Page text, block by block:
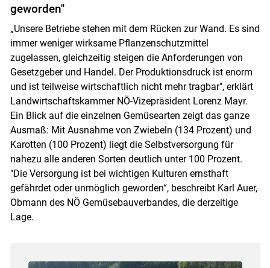
geworden"
„Unsere Betriebe stehen mit dem Rücken zur Wand. Es sind
immer weniger wirksame Pflanzenschutzmittel
zugelassen, gleichzeitig steigen die Anforderungen von
Gesetzgeber und Handel. Der Produktionsdruck ist enorm
und ist teilweise wirtschaftlich nicht mehr tragbar", erklärt
Landwirtschaftskammer NÖ-Vizepräsident Lorenz Mayr.
Ein Blick auf die einzelnen Gemüsearten zeigt das ganze
Ausmaß: Mit Ausnahme von Zwiebeln (134 Prozent) und
Karotten (100 Prozent) liegt die Selbstversorgung für
nahezu alle anderen Sorten deutlich unter 100 Prozent.
"Die Versorgung ist bei wichtigen Kulturen ernsthaft
gefährdet oder unmöglich geworden“, beschreibt Karl Auer,
Obmann des NÖ Gemüsebauverbandes, die derzeitige
Lage.